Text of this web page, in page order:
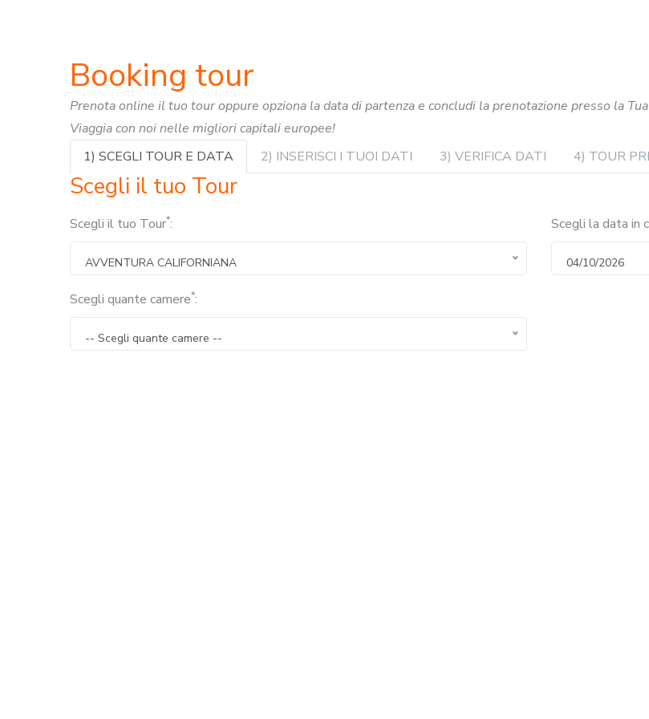
Booking tour
Prenota online il tuo tour oppure opziona la data di partenza e concludi la prenotazione presso la
Viaggia con noi nelle migliori capitali europee!
1) SCEGLI TOUR E DATA
2) INSERISCI I TUOI DATI 3) VERIFICA DATI 4) TOUR
Scegli il tuo Tour
Scegli il tuo Tour*:
AVVENTURA CALIFORNIANA
Scegli la data in
04/10/2026
Scegli quante camere*:
-- Scegli quante camere --